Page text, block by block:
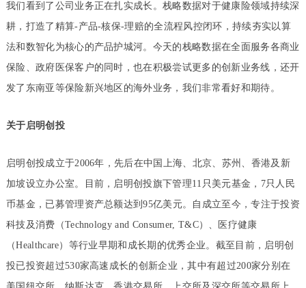
我们看到了公司业务正在扎实成长。栈略数据对于健康险领域持续深
耕，打造了精算-产品-核保-理赔的全流程风控闭环，持续夯实以算
法和数智化为核心的产品护城河。今天的栈略数据在全面服务各商业
保险、政府医保客户的同时，也在积极尝试更多的创新业务线，还开
发了东南亚等保险新兴地区的海外业务，我们非常看好和期待。
关于启明创投
启明创投成立于2006年，先后在中国上海、北京、苏州、香港及新
加坡设立办公室。目前，启明创投旗下管理11只美元基金，7只人民
币基金，已募管理资产总额达到95亿美元。自成立至今，专注于投资
科技及消费（Technology and Consumer, T&C）、医疗健康
（Healthcare）等行业早期和成长期的优秀企业。截至目前，启明创
投已投资超过530家高速成长的创新企业，其中有超过200家分别在